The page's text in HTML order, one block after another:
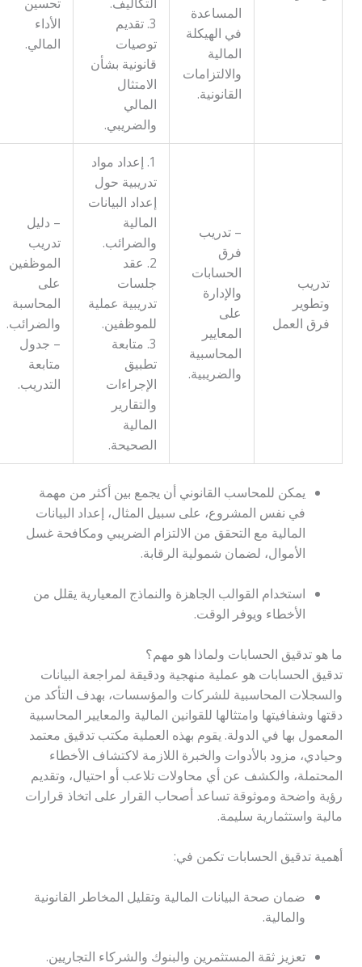
المساعدة
في الهيكلة
المالية
والالتزامات
القانونية.
3. تقديم
توصيات
قانونية بشأن
الامتثال
المالي
والضريبي.
الأداء
المالي.
تدريب
وتطوير
فرق العمل
– تدريب
فرق
الحسابات
والإدارة
على
المعايير
المحاسبية
والضريبية.
1. إعداد مواد
تدريبية حول
إعداد البيانات
المالية
والضرائب.
2. عقد
جلسات
تدريبية عملية
للموظفين.
3. متابعة
تطبيق
الإجراءات
والتقارير
المالية
الصحيحة.
– دليل
تدريب
الموظفين
على
المحاسبة
والضرائب.
– جدول
متابعة
التدريب.
يمكن للمحاسب القانوني أن يجمع بين أكثر من مهمة
في نفس المشروع، على سبيل المثال، إعداد البيانات
المالية مع التحقق من الالتزام الضريبي ومكافحة غسل
الأموال، لضمان شمولية الرقابة.
استخدام القوالب الجاهزة والنماذج المعيارية يقلل من
الأخطاء ويوفر الوقت.
ما هو تدقيق الحسابات ولماذا هو مهم؟
تدقيق الحسابات هو عملية منهجية ودقيقة لمراجعة البيانات
والسجلات المحاسبية للشركات والمؤسسات، بهدف التأكد من
دقتها وشفافيتها وامتثالها للقوانين المالية والمعايير المحاسبية
المعمول بها في الدولة. يقوم بهذه العملية مكتب تدقيق معتمد
وحيادي، مزود بالأدوات والخبرة اللازمة لاكتشاف الأخطاء
المحتملة، والكشف عن أي محاولات تلاعب أو احتيال، وتقديم
رؤية واضحة وموثوقة تساعد أصحاب القرار على اتخاذ قرارات
مالية واستثمارية سليمة.
أهمية تدقيق الحسابات تكمن في:
ضمان صحة البيانات المالية وتقليل المخاطر القانونية
والمالية.
تعزيز ثقة المستثمرين والبنوك والشركاء التجاريين.